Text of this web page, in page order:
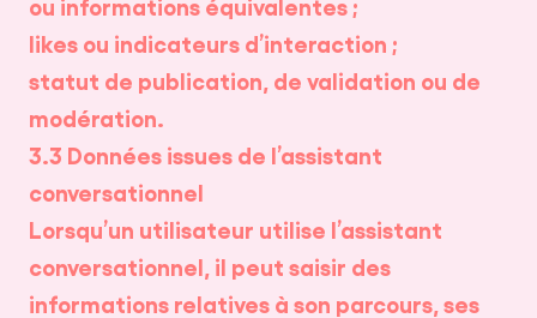
likes ou indicateurs d’interaction ;
statut de publication, de validation ou de
modération.
3.3 Données issues de l’assistant
conversationnel
Lorsqu’un utilisateur utilise l’assistant
conversationnel, il peut saisir des
informations relatives à son parcours, ses